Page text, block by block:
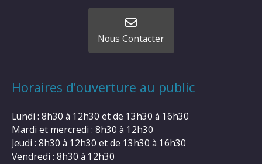
Nous Contacter
Horaires d’ouverture au public
Lundi : 8h30 à 12h30 et de 13h30 à 16h30
Mardi et mercredi : 8h30 à 12h30
Jeudi : 8h30 à 12h30 et de 13h30 à 16h30
Vendredi : 8h30 à 12h30